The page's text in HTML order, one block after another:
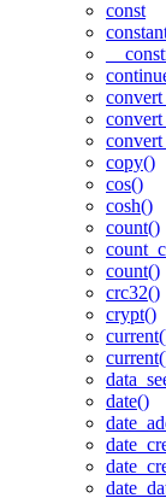
const
copy()
cos()
cosh()
count()
count()
crc32()
crypt()
date()